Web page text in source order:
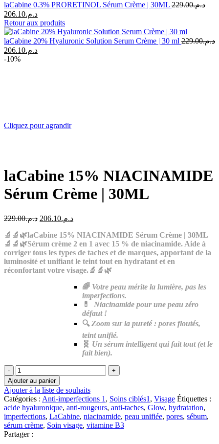
laCabine 0.3% PRORETINOL Sérum Crème | 30ML د.م.229.00
Le
prix
initial
était :
د.م.206.10
Le
prix
actuel
est :
Retour aux produits
laCabine 20% Hyaluronic Solution Serum Crème | 30 ml د.م.229.00
Le
prix
د.م.206.10
Le
-10%
Cliquez pour agrandir
laCabine 15% NIACINAMIDE
Sérum Crème | 30ML
د.م.229.00
Le
initial
était :
د.م.229.00.
د.م.206.10
Le
actuel
est :
د.م.206.10.
🔬🔬🌿laCabine 15% NIACINAMIDE Sérum Crème | 30ML
🔬🔬🌿Sérum crème 2 en 1 avec 15 % de niacinamide. Aide à
corriger tous les types de taches et de marques, apportant de la
luminosité et unifiant le teint tout en hydratant et en
réconfortant votre visage.🔬🔬🌿
🌈 Votre peau mérite la lumière, pas les
imperfections.
💊
Niacinamide pour une peau zéro
défaut !
🔍Zoom sur la pureté : pores floutés,
teint unifié.
🧬 Un sérum intelligent qui fait tout (et le
fait bien).
quantité
de
laCabine
15%
NIACINAMIDE
Sérum
Crème
|
30ML
Ajouter au panier
Ajouter à la liste de souhaits
Catégories : Anti-imperfections 1 , Soins ciblés1 , Visage Étiquettes :
acide hyaluronique, anti-rougeurs, anti-taches, Glow, hydratation,
imperfections, LaCabine, niacinamide, peau unifiée, pores, sébum,
sérum crème, Soin visage, vitamine B3
Partager :